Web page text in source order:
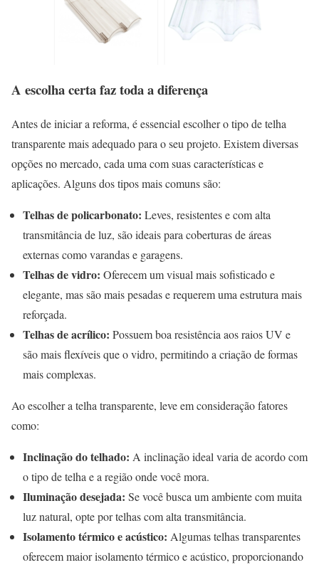
A escolha certa faz toda a diferença
Antes de iniciar a reforma, é essencial escolher o tipo de telha
transparente mais adequado para o seu projeto. Existem diversas
opções no mercado, cada uma com suas características e
aplicações. Alguns dos tipos mais comuns são:
Telhas de policarbonato: Leves, resistentes e com alta
transmitância de luz, são ideais para coberturas de áreas
externas como varandas e garagens.
Telhas de vidro: Oferecem um visual mais sofisticado e
elegante, mas são mais pesadas e requerem uma estrutura mais
reforçada.
Telhas de acrílico: Possuem boa resistência aos raios UV e
são mais flexíveis que o vidro, permitindo a criação de formas
mais complexas.
Ao escolher a telha transparente, leve em consideração fatores
como:
Inclinação do telhado: A inclinação ideal varia de acordo com
o tipo de telha e a região onde você mora.
Iluminação desejada: Se você busca um ambiente com muita
luz natural, opte por telhas com alta transmitância.
Isolamento térmico e acústico: Algumas telhas transparentes
oferecem maior isolamento térmico e acústico, proporcionando